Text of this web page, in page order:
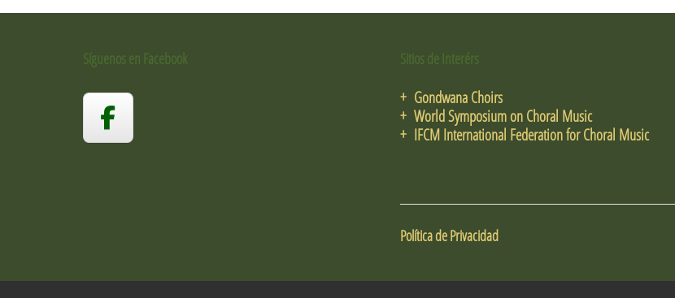
Síguenos en Facebook Sitios de Interérs
+ Gondwana Choirs
+ World Symposium on Choral Music
+ IFCM International Federation for Choral Music
Política de Privacidad